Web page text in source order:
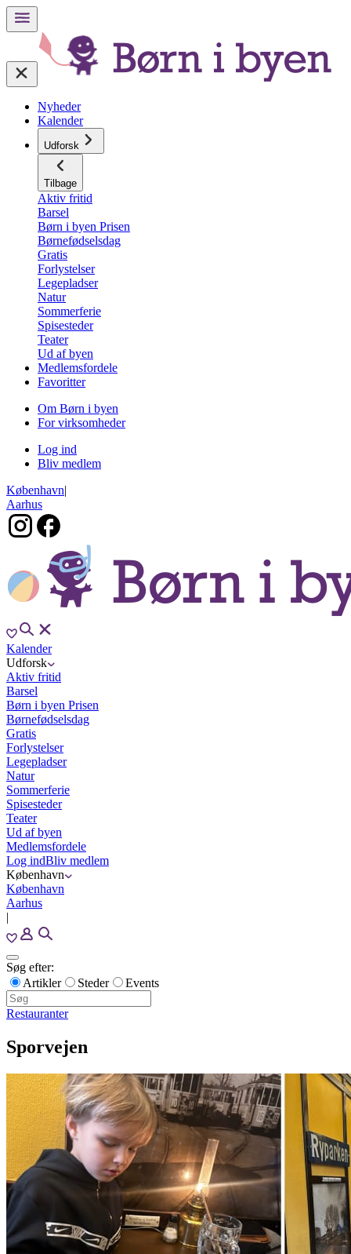
Nyheder
Kalender
Udforsk
Tilbage
Aktiv fritid
Barsel
Børn i byen Prisen
Børnefødselsdag
Gratis
Forlystelser
Legepladser
Natur
Sommerferie
Spisesteder
Teater
Ud af byen
Medlemsfordele
Favoritter
Om Børn i byen
For virksomheder
Log ind
Bliv medlem
København|
Aarhus
Kalender
Udforsk
Aktiv fritid
Barsel
Børn i byen Prisen
Børnefødselsdag
Gratis
Forlystelser
Legepladser
Natur
Sommerferie
Spisesteder
Teater
Ud af byen
Medlemsfordele
Log indBliv medlem
København
København
Aarhus
|
Søg efter:
Artikler
Steder Events
Restauranter
Sporvejen